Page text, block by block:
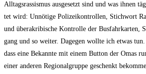
All­tags­ras­sis­mus aus­ge­setzt sind und was ihnen
tet wird: Unnö­ti­ge Poli­zei­kon­trol­len, Stich­wort
und über­akri­bi­sche Kon­trol­le der Bus­fahr­kar­ten,
gang und so wei­ter. Dage­gen woll­te ich etwas tun.
dass eine Bekann­te mit einem But­ton der Omas
einer ande­ren Regio­nal­grup­pe geschenkt